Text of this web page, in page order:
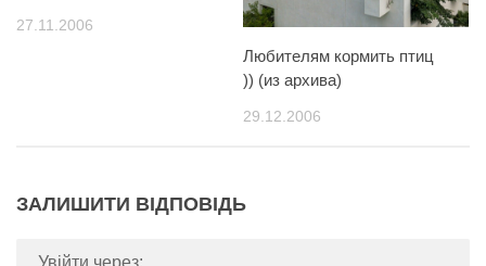
27.11.2006
Любителям кормить птиц
)) (из архива)
29.12.2006
ЗАЛИШИТИ ВІДПОВІДЬ
Увійти через: